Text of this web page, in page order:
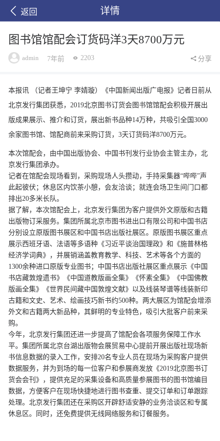
返回 详情
图书馆馆配会订货码洋3天8700万元
admin 7年前 2203 分享
本报讯 （记者王坤宁 李婧璇）《中国新闻出版广电报》记者日前从
北京发行集团获悉，2019北京图书订货会图书馆馆配会积极开展出
版成果展示、推介和订货，展出新书品种14万种，共吸引全国3000
余家图书馆、馆配商前来采购订货，3天订货码洋8700万元。
本次馆配会，由中国出版协会、中国书刊发行业协会主管主办，北
京发行集团承办。
记者在馆配会现场看到，采购现场人头攒动，手持采集器“哔哔”声
此起彼伏；休息区内饮茶小憩，会友洽谈；就连会场卫生间门口都
排出20多米长队。
据了解，本次馆配会上，北京发行集团为客户提供外文原版和古籍
出版物订采服务。集团所属北京市图书进出口有限公司和中国书店
分别设立原版图书展区和中国书店出版社展区。原版图书展区重点
展示西班牙语、法语等多语种《习近平谈治国理政》和《施普林格
经济学词典》，并展销涵盖教育教学、科技、艺术等各个方面的
1300余种进口原版专业图书；中国书店出版社展区重点展示《中国
书店藏敦煌遗书》《中国道教版画全集》《怀素全集》《中国佛教
版画全集》《世界民间藏中国敦煌文献》以及线装琴谱等线装新印
古籍和文史、艺术、绘画技巧新书约500种。两大展区为馆配会增添
外文和古籍两大新品种，其鲜明的专业特色，吸引大批客户前来采
购。
今年，北京发行集团还进一步提高了馆配会各项服务保障工作水
平。集团所属北京台湖出版物会展贸易中心提前开展出版社现场新
书信息数据的录入工作，安排20名专业人员在现场为采购客户提供
数据服务，并为到场的每一位客户和参展商发放《2019北京图书订
货会会刊》，提供充足的采集设备和高质量参展图书的图书馆编目
数据，方便客户在现场快捷地进行图书查重、提交订单和订单跟踪
处理。北京发行集团还在采购区开辟舒适安静的业务洽谈区和专属
休息区。同时，还免费提供无线网络服务和订餐服务。